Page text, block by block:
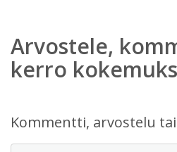
Arvostele,
kerro
Kommentti, arvostelu